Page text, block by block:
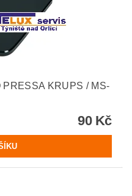
KRUPS / MS-
90 Kč